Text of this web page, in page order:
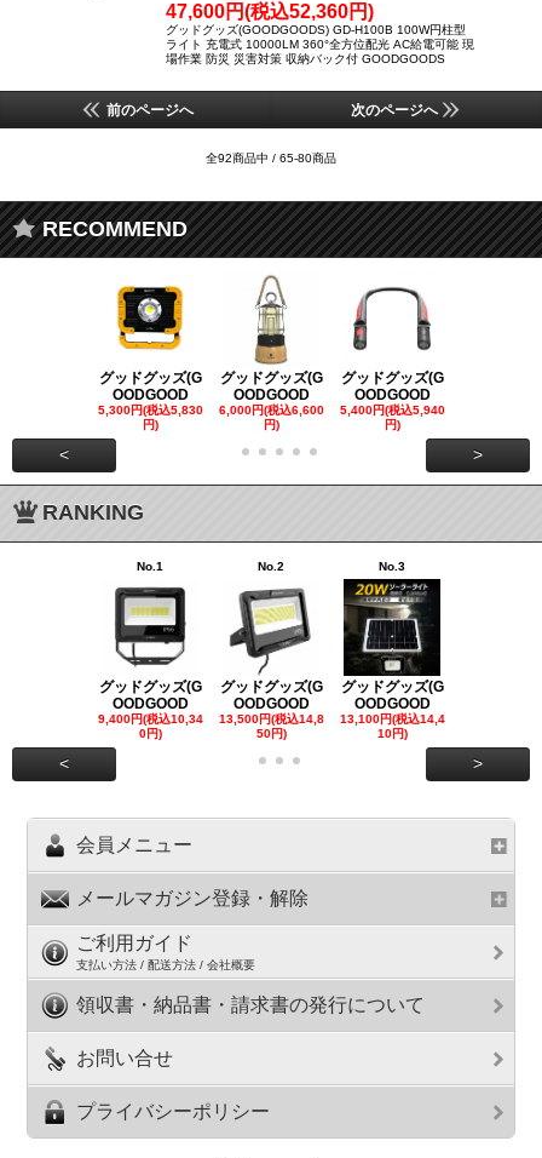
47,600円(税込52,360円)
グッドグッズ(GOODGOODS) GD-H100B 100W円柱型
ライト 充電式 10000LM 360°全方位配光 AC給電可能 現
場作業 防災 災害対策 収納バック付 GOODGOODS
前のページへ 次のページへ
全92商品中 / 65-80商品
RECOMMEND
グッドグッズ(G
OODGOOD
5,300円(税込5,830
円)
グッドグッズ(G
OODGOOD
6,000円(税込6,600
円)
グッドグッズ(G
OODGOOD
5,400円(税込5,940
円)
< >
RANKING
No.1
グッドグッズ(G
OODGOOD
9,400円(税込10,34
0円)
No.2
グッドグッズ(G
OODGOOD
13,500円(税込14,8
50円)
No.3
グッドグッズ(G
OODGOOD
13,100円(税込14,4
10円)
< >
会員メニュー
メールマガジン登録・解除
ご利用ガイド
支払い方法 / 配送方法 / 会社概要
領収書・納品書・請求書の発行について
お問い合せ
プライバシーポリシー